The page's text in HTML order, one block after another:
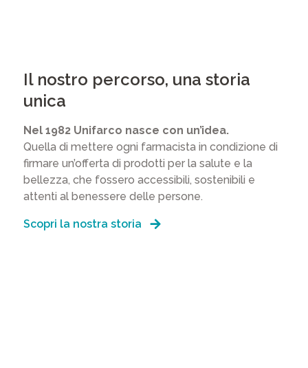
Il nostro percorso, una storia
unica
Nel 1982 Unifarco nasce con un’idea.
Quella di mettere ogni farmacista in condizione di
firmare un’offerta di prodotti per la salute e la
bellezza, che fossero accessibili, sostenibili e
attenti al benessere delle persone.
Scopri la nostra storia